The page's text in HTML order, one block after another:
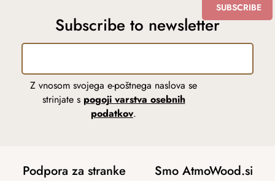
Subscribe to newsletter
Z vnosom svojega e-poštnega naslova se
strinjate s pogoji varstva osebnih
podatkov.
SUBSCRIBE
Podpora za stranke Smo AtmoWood.si